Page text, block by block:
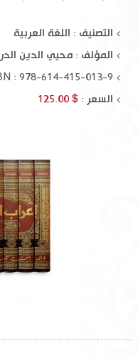
التصنيف : اللغة العربية
المؤلف : محيي الدين
: 978-614-415-013-9
السعر : $ 125.00